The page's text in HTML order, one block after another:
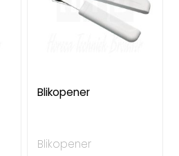
Blikopener
Blikopener